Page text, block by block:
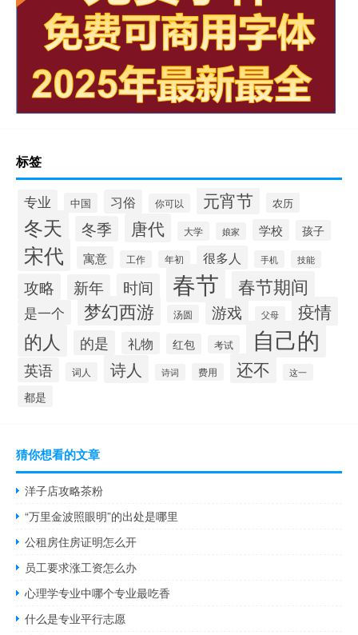
标签
专业 中国 习俗 你可以 元宵节 农历
冬天 冬季 唐代 大学 娘家 学校 孩子
宋代 寓意 工作 年初 很多人 手机 技能
攻略 新年 时间 春节 春节期间
是一个 梦幻西游 汤圆 游戏 父母 疫情
的人 的是 礼物 红包 考试 自己的
英语 词人 诗人 诗词 费用 还不 这一
都是
猜你想看的文章
洋子店攻略茶粉
“万里金波照眼明”的出处是哪里
公租房住房证明怎么开
员工要求涨工资怎么办
心理学专业中哪个专业最吃香
什么是专业平行志愿